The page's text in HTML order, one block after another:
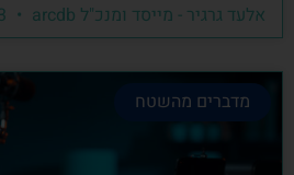
אלעד גרגיר - מייסד ומנכ"ל arcdb
מדברים מהשטח